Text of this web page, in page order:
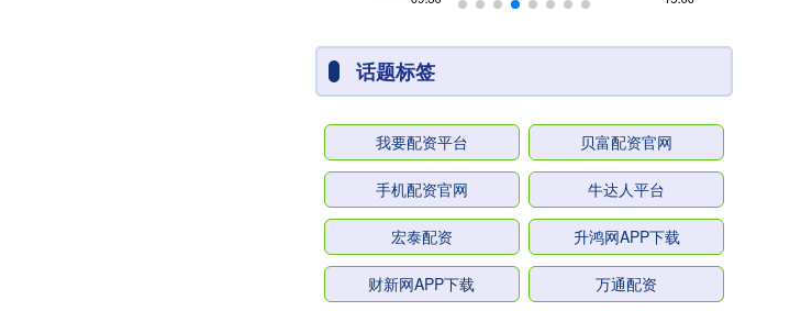
话题标签
我要配资平台 贝富配资官网
手机配资官网 牛达人平台
宏泰配资 升鸿网APP下载
财新网APP下载 万通配资